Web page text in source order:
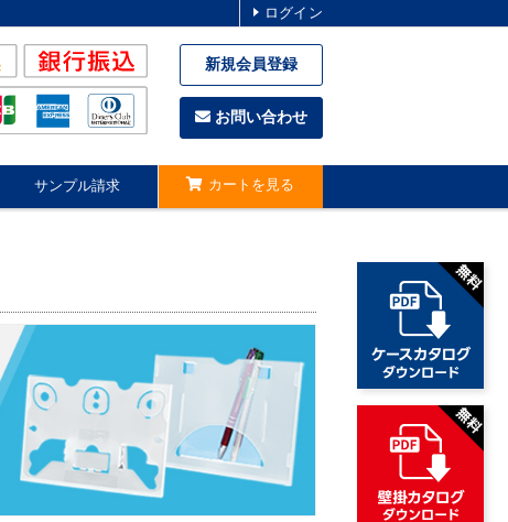
ログイン
新規会員登録
お問い合わせ
サンプル請求 カートを見る